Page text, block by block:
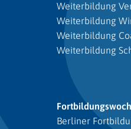
Weiterbildung
Weiterbildung
Weiterbildung
Weiterbildung
Berliner